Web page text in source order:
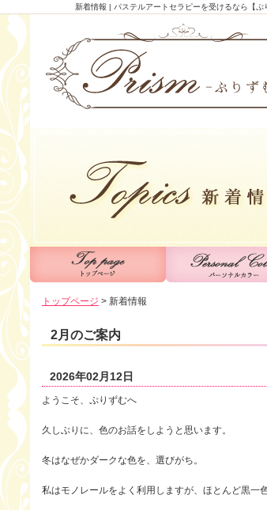
新着情報 | パステルアートセラピーを受けるなら【
トップページ > 新着情報
2月のご案内
2026年02月12日
ようこそ、ぷりずむへ
久しぶりに、色のお話をしようと思います。
冬はなぜかダークな色を、選びがち。
私はモノレールをよく利用しますが、ほとんど黒一